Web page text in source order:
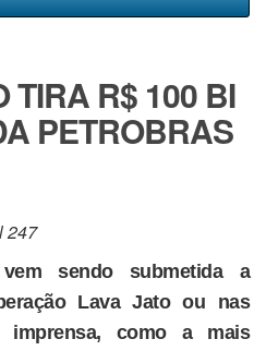
TIRA R$ 100 BI
PETROBRAS
247
sendo submetida a
Lava Jato ou nas
imprensa, como a mais